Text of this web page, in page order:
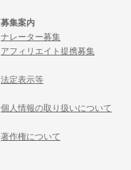
募集案内
ナレーター募集
アフィリエイト提携募集
法定表示等
個人情報の取り扱いについて
著作権について